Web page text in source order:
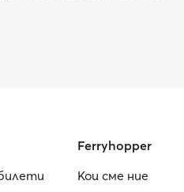
Ferryhopper
Кои сме ние